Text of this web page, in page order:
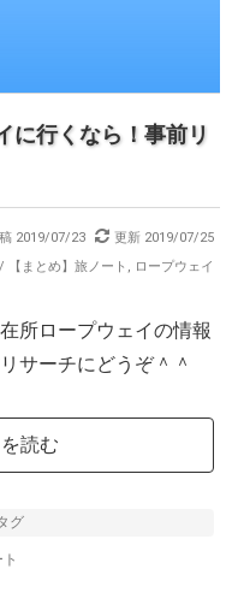
に行くなら！事前リ
2019/07/23
更新 2019/07/25
/ 【まとめ】旅ノート , ロープウェイ
所ロープウェイの情報
サーチにどうぞ＾＾
読む
グ